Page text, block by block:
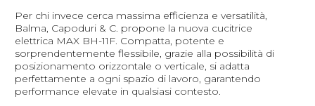
Per chi invece cerca massima efficienza e versatilità,
Balma, Capoduri & C. propone la nuova cucitrice
elettrica MAX BH-11F. Compatta, potente e
sorprendentemente flessibile, grazie alla possibilità di
posizionamento orizzontale o verticale, si adatta
perfettamente a ogni spazio di lavoro, garantendo
performance elevate in qualsiasi contesto.